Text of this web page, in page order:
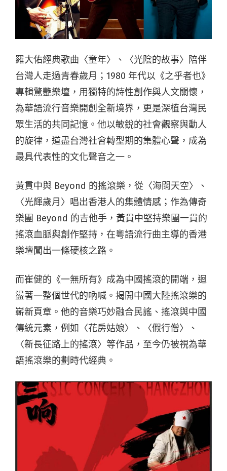
羅大佑經典歌曲〈童年〉、〈光陰的故事〉陪伴
台灣人走過青春歲月；1980 年代以《之乎者也》
專輯驚艷樂壇，用獨特的詩性創作與人文關懷，
為華語流行音樂開創全新境界，更是深植台灣民
眾生活的共同記憶。他以敏銳的社會觀察與動人
的旋律，道盡台灣社會轉型期的集體心聲，成為
最具代表性的文化聲音之一。
黃貫中與 Beyond 的搖滾樂，從〈海闊天空〉、
〈光輝歲月〉唱出香港人的集體情感；作為傳奇
樂團 Beyond 的吉他手，黃貫中堅持樂團一貫的
搖滾血脈與創作堅持，在粵語流行曲主導的香港
樂壇闖出一條硬核之路。
而崔健的《一無所有》成為中國搖滾的開端，迴
盪著一整個世代的吶喊。揭開中國大陸搖滾樂的
嶄新頁章。他的音樂巧妙融合民謠、搖滾與中國
傳統元素，例如〈花房姑娘〉、〈假行僧〉、
〈新長征路上的搖滾〉等作品，至今仍被視為華
語搖滾樂的劃時代經典。